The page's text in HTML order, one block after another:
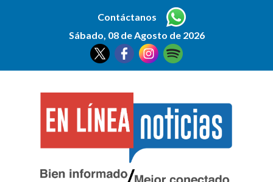
Contáctanos
Sábado, 08 de Agosto de 2026